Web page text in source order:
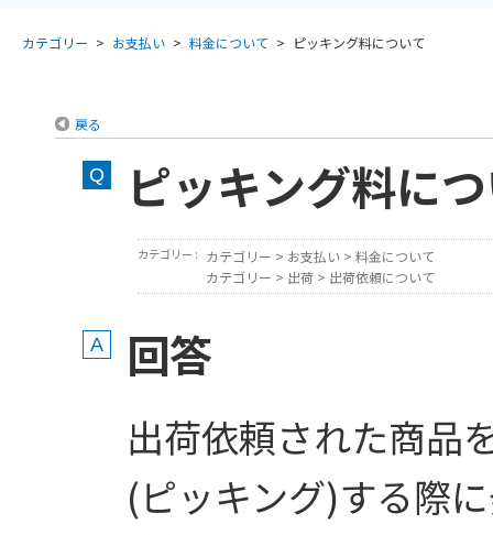
カテゴリー > お支払い > 料金について > ピッキング料について
戻る
ピッキング料に
カテゴリー : カテゴリー > お支払い > 料金について
カテゴリー > 出荷 > 出荷依頼について
回答
出荷依頼された商品
(ピッキング)する際